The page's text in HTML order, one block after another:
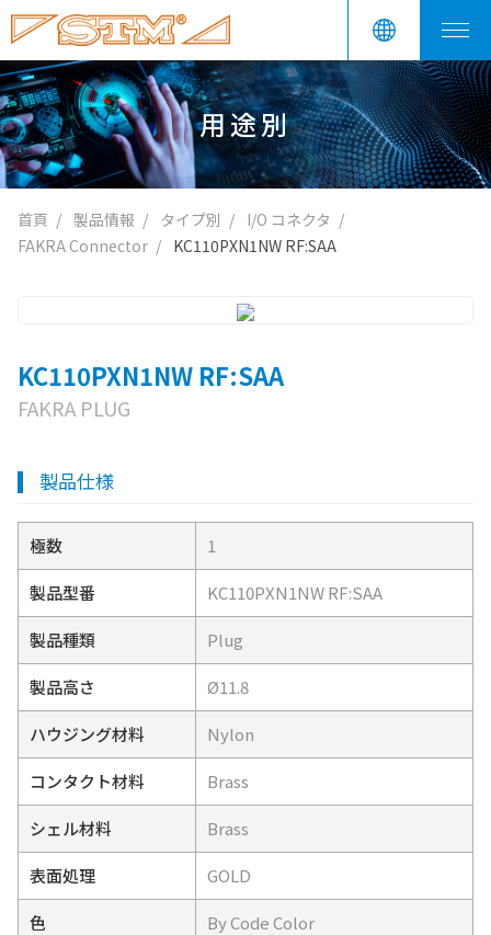
用途別
首頁 製品情報 タイプ別
I/O コネクタ
FAKRA Connector
KC110PXN1NW RF:SAA
KC110PXN1NW RF:SAA
FAKRA PLUG
製品仕様
極数 1
製品型番 KC110PXN1NW RF:SAA
製品種類 Plug
製品高さ Ø11.8
ハウジング材料 Nylon
コンタクト材料 Brass
シェル材料 Brass
表面処理 GOLD
色 By Code Color